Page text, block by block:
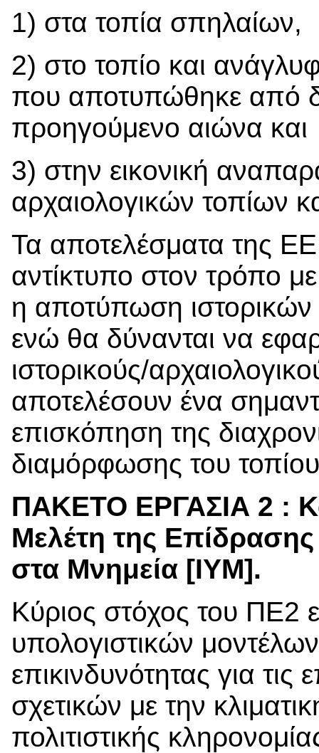
1) στα τοπία σπηλαίων,
2) στο τοπίο και
που αποτυπώθηκε από
προηγούμενο αιώνα και
3) στην εικονική
αρχαιολογικών τοπίων
Τα αποτελέσματα της
αντίκτυπο στον τρόπο
η αποτύπωση ιστορικών
ενώ θα δύνανται να
ιστορικούς/
αποτελέσουν ένα
επισκόπηση της
διαμόρφωσης του
ΠΑΚΕΤΟ ΕΡΓΑΣΙΑ 2 :
Μελέτη της
στα Μνημεία [ΙYM].
Κύριος στόχος του ΠΕ2
υπολογιστικών
επικινδυνότητας για
σχετικών με την
πολιτιστικής